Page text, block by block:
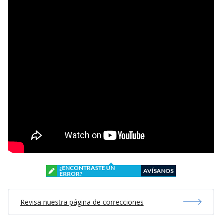
¿ENCONTRASTE UN
ERROR?
AVÍSANOS
Revisa nuestra página de correcciones